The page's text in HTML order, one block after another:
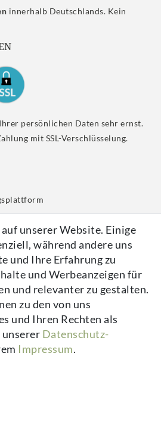
innerhalb Deutschlands. Kein
persönlichen Daten sehr ernst.
mit SSL-Verschlüsselung.
die
jederzeit widerrufen.**
unserer Website. Einige
während andere uns
und Ihre Erfahrung zu
und Werbeanzeigen für
und relevanter zu gestalten.
zu den von uns
und Ihren Rechten als
Daten­schutz­
Impressum.